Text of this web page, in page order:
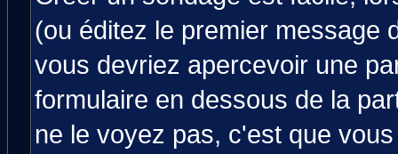
(ou éditez le premier message
vous devriez apercevoir une
formulaire en dessous de la
ne le voyez pas, c'est que